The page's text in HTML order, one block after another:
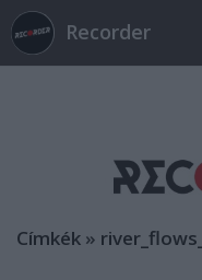
Recorder
Címkék »